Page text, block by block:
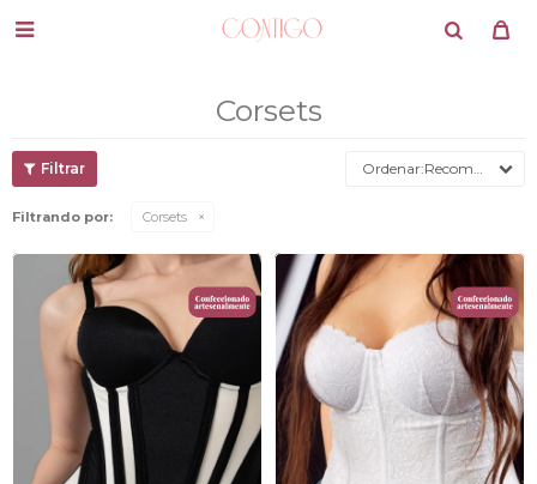

Corsets
Recomendados
Filtrando por: Corsets